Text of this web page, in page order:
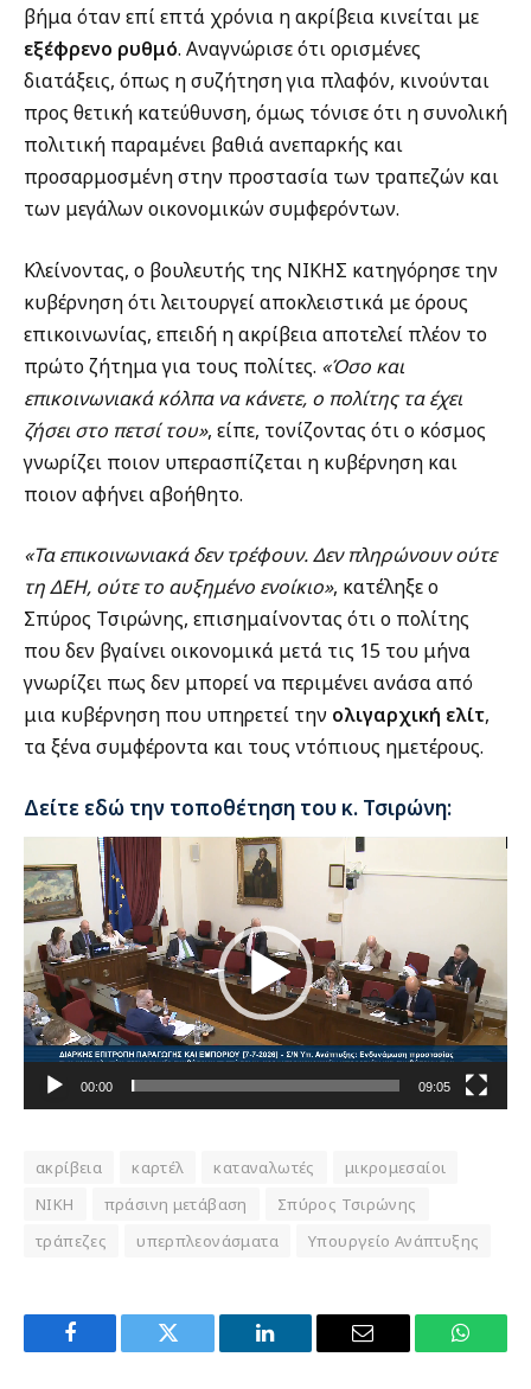
βήμα όταν επί επτά χρόνια η ακρίβεια κινείται με
εξέφρενο ρυθμό. Αναγνώρισε ότι ορισμένες
διατάξεις, όπως η συζήτηση για πλαφόν, κινούνται
προς θετική κατεύθυνση, όμως τόνισε ότι η συνολική
πολιτική παραμένει βαθιά ανεπαρκής και
προσαρμοσμένη στην προστασία των τραπεζών και
των μεγάλων οικονομικών συμφερόντων.
Κλείνοντας, ο βουλευτής της ΝΙΚΗΣ κατηγόρησε την
κυβέρνηση ότι λειτουργεί αποκλειστικά με όρους
επικοινωνίας, επειδή η ακρίβεια αποτελεί πλέον το
πρώτο ζήτημα για τους πολίτες. «Όσο και
επικοινωνιακά κόλπα να κάνετε, ο πολίτης τα έχει
ζήσει στο πετσί του», είπε, τονίζοντας ότι ο κόσμος
γνωρίζει ποιον υπερασπίζεται η κυβέρνηση και
ποιον αφήνει αβοήθητο.
«Τα επικοινωνιακά δεν τρέφουν. Δεν πληρώνουν ούτε
τη ΔΕΗ, ούτε το αυξημένο ενοίκιο», κατέληξε ο
Σπύρος Τσιρώνης, επισημαίνοντας ότι ο πολίτης
που δεν βγαίνει οικονομικά μετά τις 15 του μήνα
γνωρίζει πως δεν μπορεί να περιμένει ανάσα από
μια κυβέρνηση που υπηρετεί την ολιγαρχική ελίτ,
τα ξένα συμφέροντα και τους ντόπιους ημετέρους.
Δείτε εδώ την τοποθέτηση του κ. Τσιρώνη:
Πρόγραμμα
Αναπαραγωγής
Βίντεο
00:00 09:05
ακρίβεια καρτέλ καταναλωτές
μικρομεσαίοι
ΝΙΚΗ
πράσινη μετάβαση
Σπύρος Τσιρώνης
τράπεζες
υπερπλεονάσματα Υπουργείο Ανάπτυξης
Facebook Twitter LinkedIn Email